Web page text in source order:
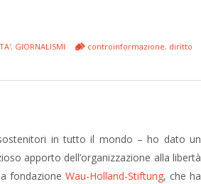
, GIORNALISMI controinformazione, diritto
in tutto il mondo – ho dato un
apporto dell’organizzazione alla libertà
fondazione Wau-Holland-Stiftung, che ha